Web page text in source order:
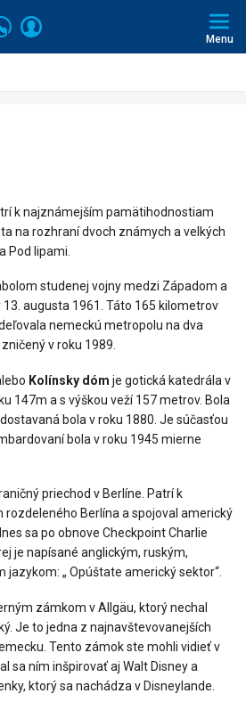
Volajte
+421
2
Prihlásiť
Menu
k najznámejším pamätihodnostiam
na rozhraní dvoch známych a velkých
Pod lipami.
studenej vojny medzi Západom a
augusta 1961. Táto 165 kilometrov
nemeckú metropolu na dva
v roku 1989.
Kolínsky dóm je gotická katedrála v
147m a s výškou veží 157 metrov. Bola
bola v roku 1880. Je súčasťou
bola v roku 1945 mierne
priechod v Berlíne. Patrí k
Berlína a spojoval americký
sa po obnove Checkpoint Charlie
je napísané anglickým, ruským,
„ Opúštate americký sektor“.
zámkom v Allgäu, ktorý nechal
Je to jedna z najnavštevovanejších
Tento zámok ste mohli vidieť v
sa ním inšpirovať aj Walt Disney a
ktorý sa nachádza v Disneylande.